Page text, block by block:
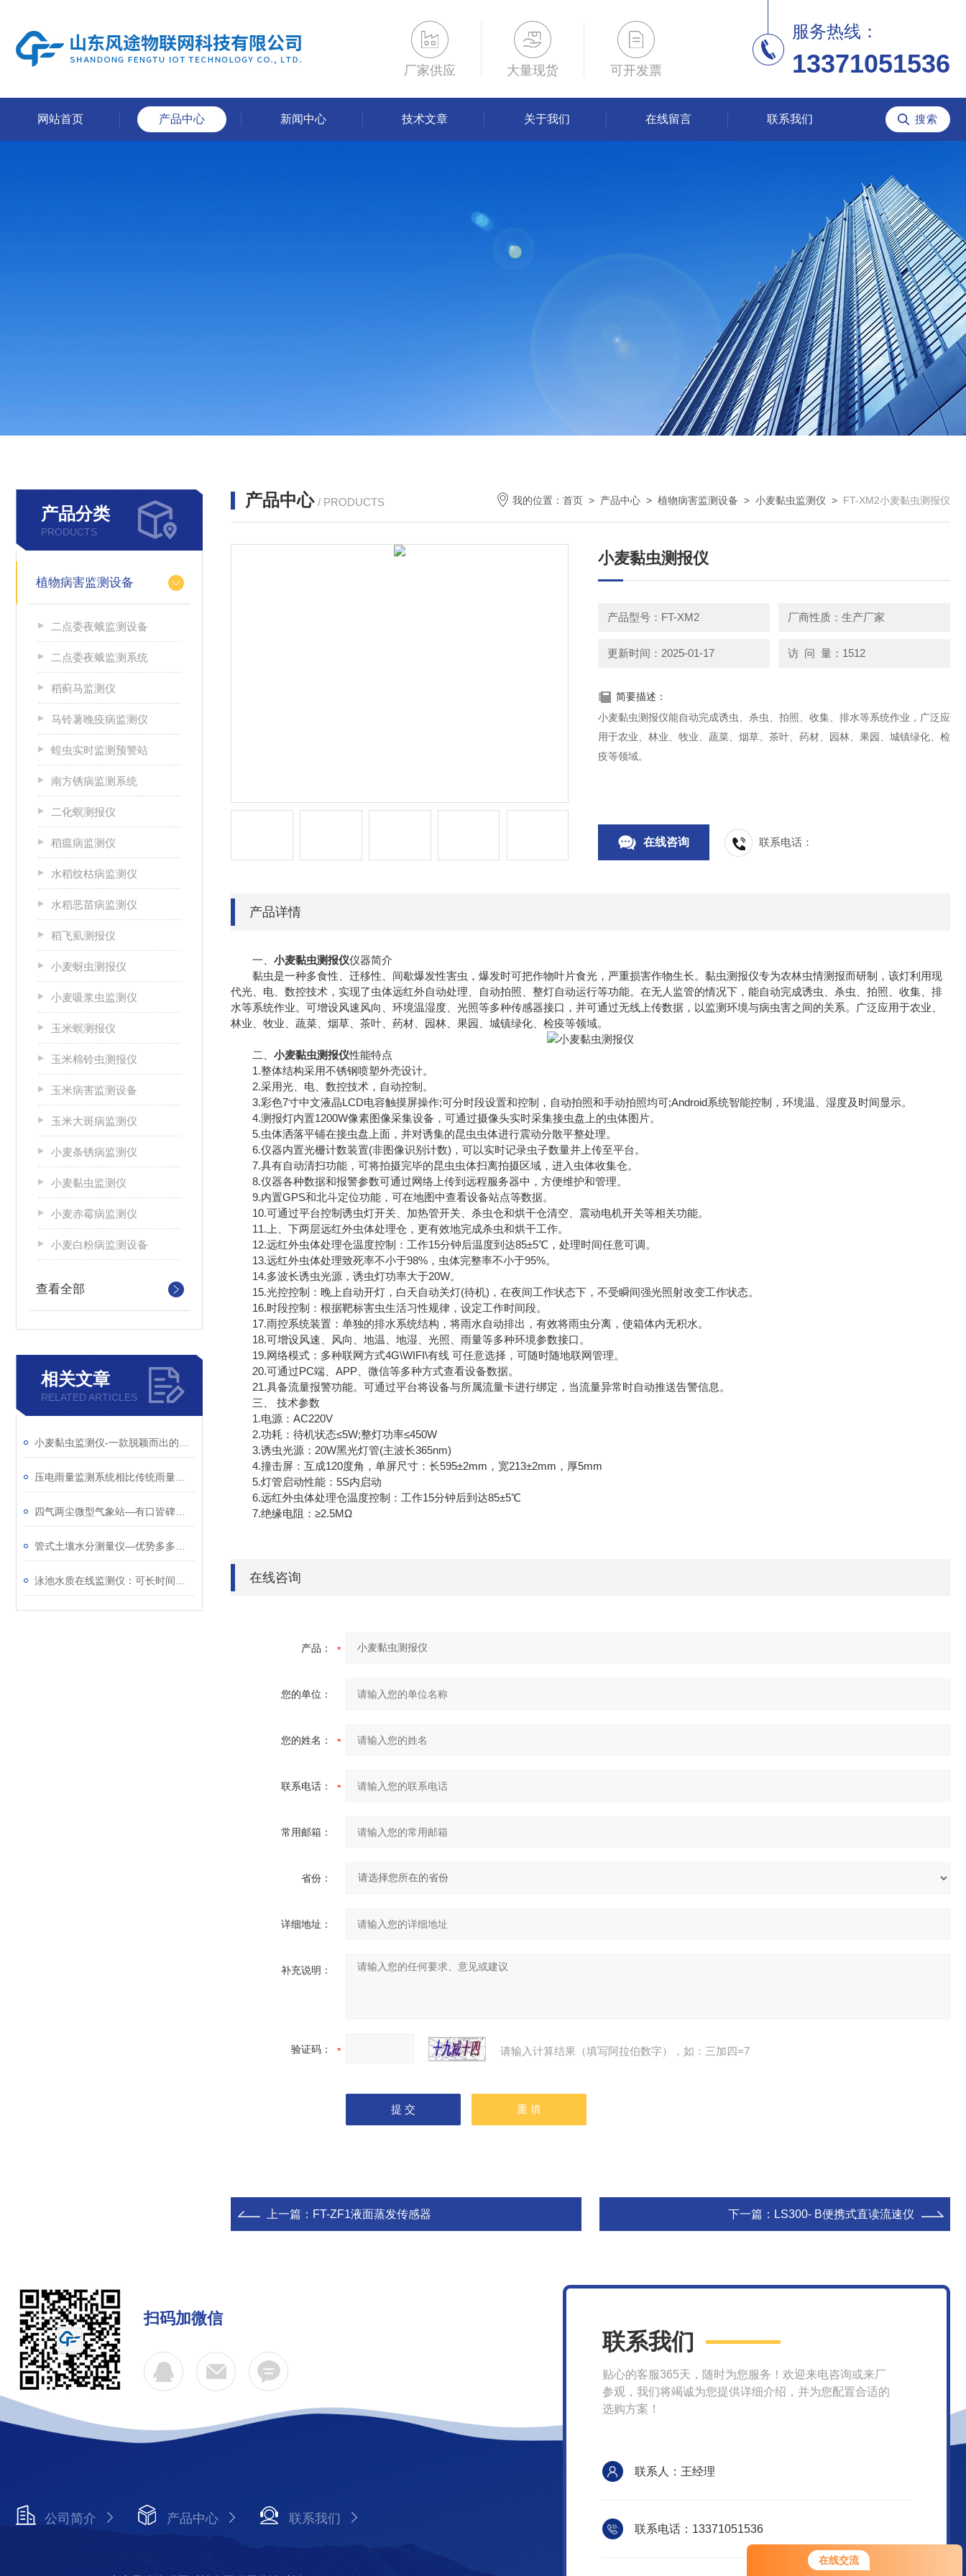
在线交流
厂家供应 大量现货 可开发票
服务热线：
13371051536
网站首页 产品中心 新闻中心 技术文章 关于我们 在线留言 联系我们
产品分类
PRODUCTS
植物病害监测设备
二点委夜蛾监测设备
二点委夜蛾监测系统
稻蓟马监测仪
马铃薯晚疫病监测仪
蝗虫实时监测预警站
南方锈病监测系统
二化螟测报仪
稻瘟病监测仪
水稻纹枯病监测仪
水稻恶苗病监测仪
稻飞虱测报仪
小麦蚜虫测报仪
小麦吸浆虫监测仪
玉米螟测报仪
玉米棉铃虫测报仪
玉米病害监测设备
玉米大斑病监测仪
小麦条锈病监测仪
小麦黏虫监测仪
小麦赤霉病监测仪
小麦白粉病监测设备
查看全部
相关文章
RELATED ARTICLES
产品中心 / PRODUCTS 我的位置： 首页 > 产品中心 > 植物病害监测设备 > 小麦黏虫监测仪 > FT-XM2小麦黏虫测报仪
小麦黏虫测报仪
产品型号：FT-XM2 厂商性质：生产厂家
更新时间：2025-01-17 访 问 量：1512
简要描述：
小麦黏虫测报仪能自动完成诱虫、杀虫、拍照、收集、排水等系统作业，广泛应
用于农业、林业、牧业、蔬菜、烟草、茶叶、药材、园林、果园、城镇绿化、检
疫等领域。
在线咨询 联系电话：
产品详情
一、 小麦黏虫测报仪仪器简介
黏虫是一种多食性、迁移性、间歇爆发性害虫，爆发时可把作物叶片食光，严重损害作物生长。黏虫测报仪专为农林虫情测报而研制，该灯利用现
代光、电、数控技术，实现了虫体远红外自动处理、自动拍照、整灯自动运行等功能。在无人监管的情况下，能自动完成诱虫、杀虫、拍照、收集、排
水等系统作业。可增设风速风向、环境温湿度、光照等多种传感器接口，并可通过无线上传数据，以监测环境与病虫害之间的关系。广泛应用于农业、
林业、牧业、蔬菜、烟草、茶叶、药材、园林、果园、城镇绿化、检疫等领域。
二、 小麦黏虫测报仪性能特点
1.整体结构采用不锈钢喷塑外壳设计。
2.采用光、电、数控技术，自动控制。
3.彩色7寸中文液晶LCD电容触摸屏操作;可分时段设置和控制，自动拍照和手动拍照均可;Android系统智能控制，环境温、湿度及时间显示。
4.测报灯内置1200W像素图像采集设备，可通过摄像头实时采集接虫盘上的虫体图片。
5.虫体洒落平铺在接虫盘上面，并对诱集的昆虫虫体进行震动分散平整处理。
6.仪器内置光栅计数装置(非图像识别计数)，可以实时记录虫子数量并上传至平台。
7.具有自动清扫功能，可将拍摄完毕的昆虫虫体扫离拍摄区域，进入虫体收集仓。
8.仪器各种数据和报警参数可通过网络上传到远程服务器中，方便维护和管理。
9.内置GPS和北斗定位功能，可在地图中查看设备站点等数据。
10.可通过平台控制诱虫灯开关、加热管开关、杀虫仓和烘干仓清空、震动电机开关等相关功能。
11.上、下两层远红外虫体处理仓，更有效地完成杀虫和烘干工作。
12.远红外虫体处理仓温度控制：工作15分钟后温度到达85±5℃，处理时间任意可调。
13.远红外虫体处理致死率不小于98%，虫体完整率不小于95%。
14.多波长诱虫光源，诱虫灯功率大于20W。
15.光控控制：晚上自动开灯，白天自动关灯(待机)，在夜间工作状态下，不受瞬间强光照射改变工作状态。
16.时段控制：根据靶标害虫生活习性规律，设定工作时间段。
17.雨控系统装置：单独的排水系统结构，将雨水自动排出，有效将雨虫分离，使箱体内无积水。
18.可增设风速、风向、地温、地湿、光照、雨量等多种环境参数接口。
19.网络模式：多种联网方式4G\WIFI\有线 可任意选择，可随时随地联网管理。
20.可通过PC端、APP、微信等多种方式查看设备数据。
21.具备流量报警功能。可通过平台将设备与所属流量卡进行绑定，当流量异常时自动推送告警信息。
三、 技术参数
1.电源：AC220V
2.功耗：待机状态≤5W;整灯功率≤450W
3.诱虫光源：20W黑光灯管(主波长365nm)
4.撞击屏：互成120度角，单屏尺寸：长595±2mm，宽213±2mm，厚5mm
5.灯管启动性能：5S内启动
6.远红外虫体处理仓温度控制：工作15分钟后到达85±5℃
7.绝缘电阻：≥2.5MΩ
在线咨询
产品：
您的单位：
您的姓名：
联系电话：
常用邮箱：
省份：
详细地址：
补充说明：
验证码： 请输入计算结果（填写阿拉伯数字），如：三加四=7
上一篇： FT-ZF1液面蒸发传感器 下一篇： LS300- B便携式直读流速仪
扫码加微信
公司简介 产品中心 联系我们
联系我们
贴心的客服365天，随时为您服务！欢迎来电咨询或来厂
参观，我们将竭诚为您提供详细介绍，并为您配置合适的
选购方案！
联系人：王经理
联系电话：13371051536